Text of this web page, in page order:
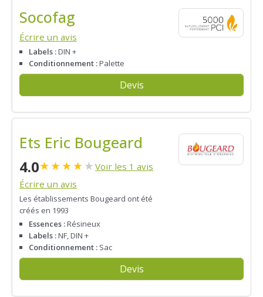
Socofag
Écrire un avis
Labels :DIN +
Conditionnement :Palette
Devis
Ets Eric Bougeard
4.0★★★★★ Voir les 1 avis
Écrire un avis
Les établissements Bougeard ont été
créés en 1993
Essences :Résineux
Labels :NF, DIN +
Conditionnement : Sac
Devis